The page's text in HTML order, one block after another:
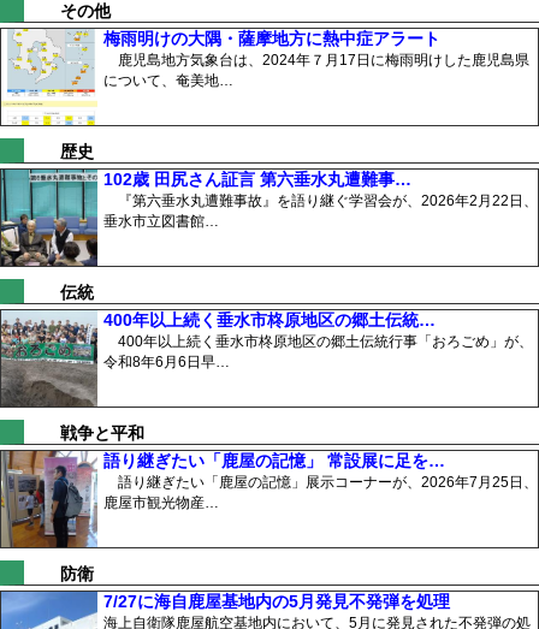
その他
梅雨明けの大隅・薩摩地方に熱中症アラート
鹿児島地方気象台は、2024年７月17日に梅雨明けした鹿児島県
について、奄美地…
歴史
102歳 田尻さん証言 第六垂水丸遭難事…
『第六垂水丸遭難事故』を語り継ぐ学習会が、2026年2月22日、
垂水市立図書館…
伝統
400年以上続く垂水市柊原地区の郷土伝統…
400年以上続く垂水市柊原地区の郷土伝統行事「おろごめ」が、
令和8年6月6日早…
戦争と平和
語り継ぎたい「鹿屋の記憶」 常設展に足を…
語り継ぎたい「鹿屋の記憶」展示コーナーが、2026年7月25日、
鹿屋市観光物産…
防衛
7/27に海自鹿屋基地内の5月発見不発弾を処理
海上自衛隊鹿屋航空基地内において、5月に発見された不発弾の処